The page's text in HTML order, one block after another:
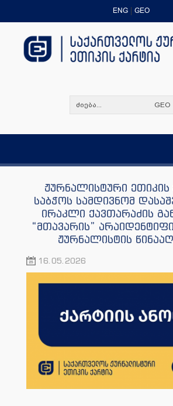
ENG GEO
GEO
ჟურნალისტური ეთიკის
საბჭოს სამდივნომ
ირაკლი ქავთარაძის
“მთავარის”
ჟურნალისტის
16.05.2026